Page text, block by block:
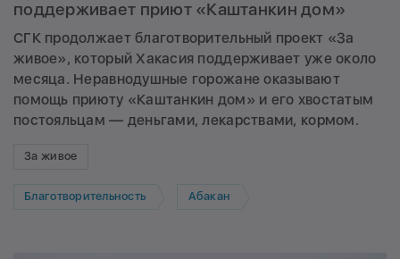
поддерживает приют «Каштанкин дом»
СГК продолжает благотворительный проект «За
живое», который Хакасия поддерживает уже около
месяца. Неравнодушные горожане оказывают
помощь приюту «Каштанкин дом» и его хвостатым
постояльцам — деньгами, лекарствами, кормом.
За живое
Благотворительность Абакан